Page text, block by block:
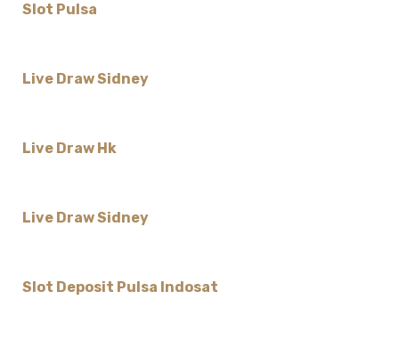
Slot Pulsa
Live Draw Sidney
Live Draw Hk
Live Draw Sidney
Slot Deposit Pulsa Indosat